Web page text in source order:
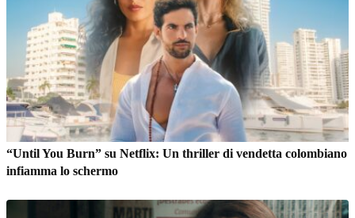
“Until You Burn” su Netflix: Un thriller di vendetta colombiano
infiamma lo schermo